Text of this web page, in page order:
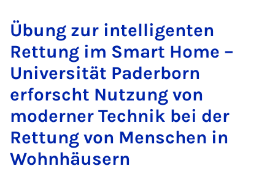
Übung zur intelligenten
Rettung im Smart Home –
Universität Paderborn
erforscht Nutzung von
moderner Technik bei der
Rettung von Menschen in
Wohnhäusern